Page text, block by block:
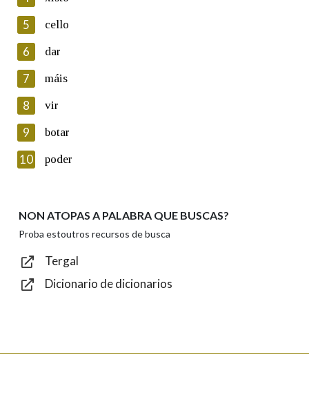
Lin e acepto as condicións da política de
Introduce o código que aparece na imaxe:
Texto de verificación
Enviar
5 cello
6 dar
7 máis
8 vir
9 botar
10 poder
NON ATOPAS A PALABRA QUE BUSCAS?
Proba estoutros recursos de busca
Tergal
Dicionario de dicionarios